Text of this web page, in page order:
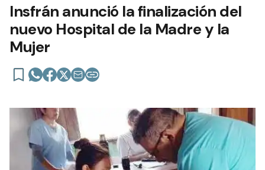
Insfrán anunció la finalización del
nuevo Hospital de la Madre y la
Mujer